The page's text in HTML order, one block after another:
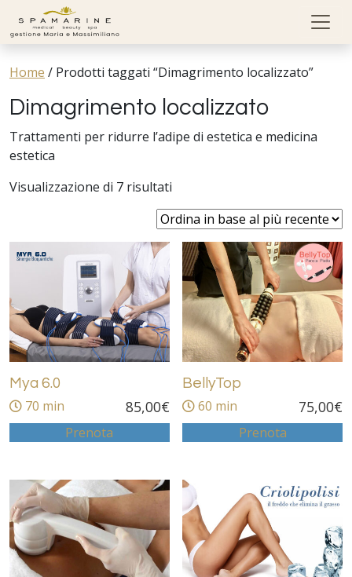
Skip to content
Home / Prodotti taggati “Dimagrimento localizzato”
Dimagrimento localizzato
Trattamenti per ridurre l’adipe di estetica e medicina
estetica
Visualizzazione di 7 risultati
Mya 6.0
70 min 85,00€
Prenota
BellyTop
60 min 75,00€
Prenota